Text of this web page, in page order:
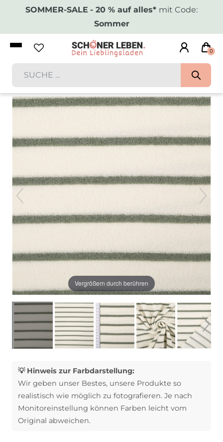
SOMMER-SALE - 20 % auf alles* mit Code:
Sommer
0
Vergrößern durch berühren
💡 Hinweis zur Farbdarstellung:
Wir geben unser Bestes, unsere Produkte so
realistisch wie möglich zu fotografieren. Je nach
Monitoreinstellung können Farben leicht vom
Original abweichen.